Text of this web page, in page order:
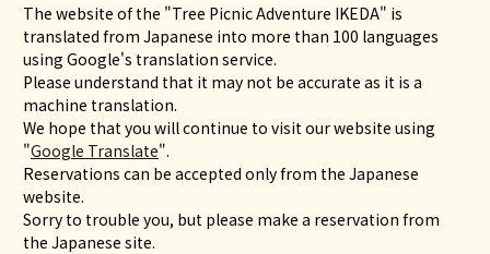
The website of the "Tree Picnic Adventure IKEDA" is
translated from Japanese into more than 100 languages
using Google's translation service.
Please understand that it may not be accurate as it is a
machine translation.
We hope that you will continue to visit our website using
"Google Translate".
Reservations can be accepted only from the Japanese
website.
Sorry to trouble you, but please make a reservation from
the Japanese site.